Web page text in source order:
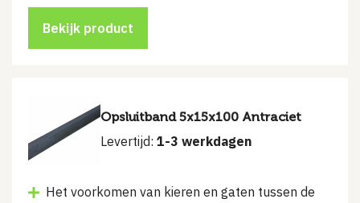
was:
€12.75.
is:
€9.50.
Bekijk product
Opsluitband 5x15x100 Antraciet
Levertijd: 1-3 werkdagen
Het voorkomen van kieren en gaten tussen de